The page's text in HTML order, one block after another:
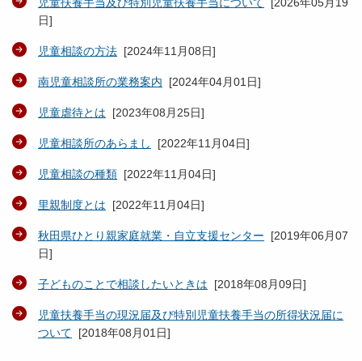
日]
児童相談の方法 [2024年11月08日]
南児童相談所の業務案内 [2024年04月01日]
児童虐待とは [2023年08月25日]
児童相談所のあらまし [2022年11月04日]
児童相談の種類 [2022年11月04日]
里親制度とは [2022年11月04日]
秋田県ひとり親家庭就業・自立支援センター [2019年06月07
日]
子どものことで相談したいときは [2018年08月09日]
児童扶養手当の現況届及び特別児童扶養手当の所得状況届に
ついて [2018年08月01日]